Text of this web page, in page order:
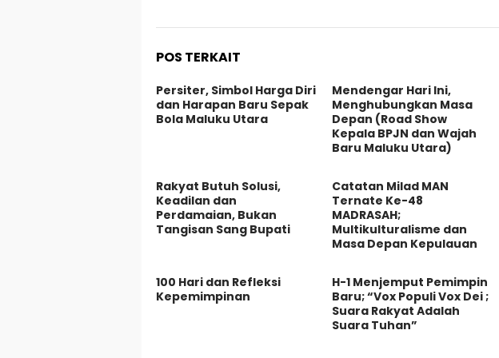
POS TERKAIT
Persiter, Simbol Harga Diri
dan Harapan Baru Sepak
Bola Maluku Utara
Mendengar Hari Ini,
Menghubungkan Masa
Depan (Road Show
Kepala BPJN dan Wajah
Baru Maluku Utara)
Rakyat Butuh Solusi,
Keadilan dan
Perdamaian, Bukan
Tangisan Sang Bupati
Catatan Milad MAN
Ternate Ke-48
MADRASAH;
Multikulturalisme dan
Masa Depan Kepulauan
100 Hari dan Refleksi
Kepemimpinan
H-1 Menjemput Pemimpin
Baru; “Vox Populi Vox Dei ;
Suara Rakyat Adalah
Suara Tuhan”